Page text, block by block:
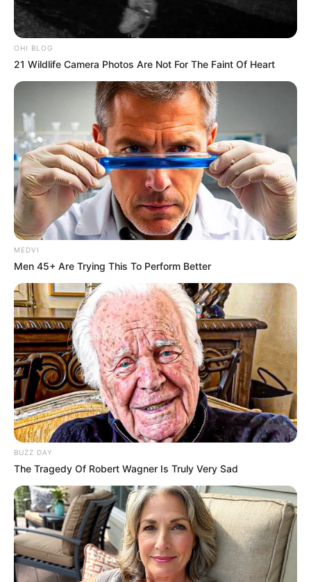
levando-se em conta o total de 370 mil agentes, entre ACS e ACE.
Com a grande vitória dos agentes, estabelecendo o salário base de
2 salários mínimos, sob a liderança da CONACS - Confederação
aprovação da proposta do deputado federal,Valtenir Pereira
(MDB/MT), autor daEmenda Constitucional 120/2022
, nenhum
agente de saúde (ACS ou ACE) deve receber menos de R$ 2.424
de salário base. Esse valor também deverá refletir na gratificação
de final de ano das duas categorias.
Com a estimativa de que o FNS - Fundo Nacional de Saúde irá
repassa recursos para pelo menos 370 mil agentes comunitários
um recorde histórico do gênero, ou seja, que ele chegue a
um bilhão de reais, tomando-se como referência o valor atual do
salário base.
Milhares de agentes comunitários e de combate às
endemias já regularizaram a situação, tornando possível o
pagamento do Incentivo Financeiro. Essa regularização tem
OHI BLOG
21 Wildlife Camera Photos Are Not For The Faint Of Heart
MEDVI
Men 45+ Are Trying This To Perform Better
BUZZ DAY
The Tragedy Of Robert Wagner Is Truly Very Sad